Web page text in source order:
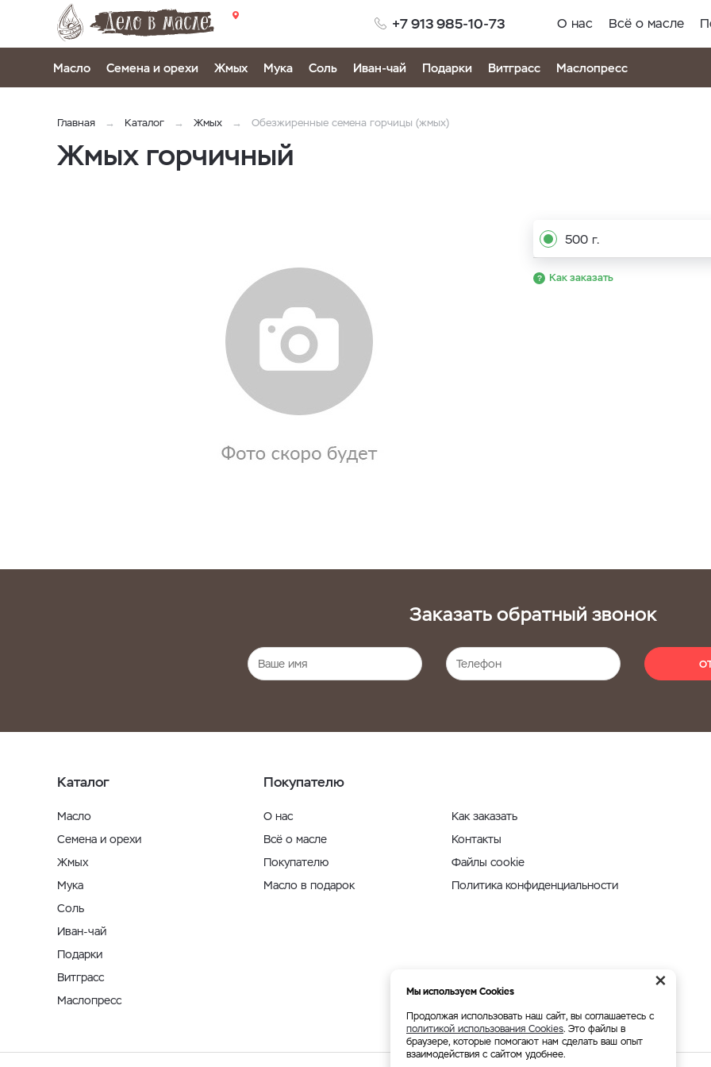
+7 913 985-10-73 О нас Всё о масле
Масло Семена и орехи Жмых Мука Соль Иван-чай Подарки Витграсс Маслопресс
Главная Каталог Жмых Обезжиренные семена горчицы (жмых)
Жмых горчичный
500 г.
Как заказать
Заказать обратный звонок
Каталог
Масло
Семена и орехи
Жмых
Мука
Соль
Иван-чай
Подарки
Витграсс
Маслопресс
Покупателю
О нас
Всё о масле
Покупателю
Масло в подарок
Как заказать
Контакты
Файлы cookie
Политика конфиденциальности
×
Мы используем Cookies
Продолжая использовать наш сайт, вы соглашаетесь с
политикой использования Cookies. Это файлы в
браузере, которые помогают нам сделать ваш опыт
взаимодействия с сайтом удобнее.